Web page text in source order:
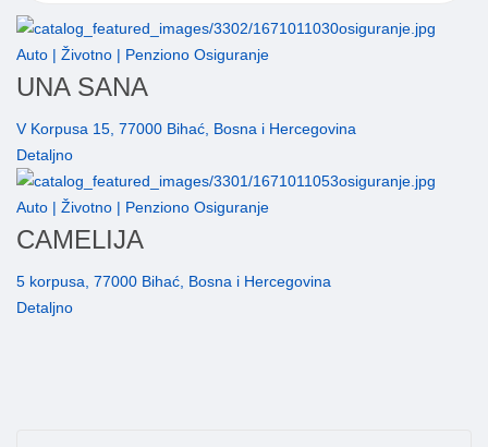
Auto | Životno | Penziono Osiguranje
UNA SANA
V Korpusa 15, 77000 Bihać, Bosna i Hercegovina
Detaljno
Auto | Životno | Penziono Osiguranje
CAMELIJA
5 korpusa, 77000 Bihać, Bosna i Hercegovina
Detaljno